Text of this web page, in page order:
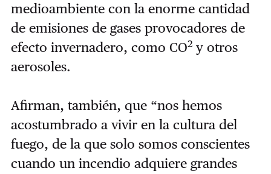
medioambiente con la enorme cantidad
de emisiones de gases provocadores de
efecto invernadero, como CO2y otros
aerosoles.
Afirman, también, que “nos hemos
acostumbrado a vivir en la cultura del
fuego, de la que solo somos conscientes
cuando un incendio adquiere grandes